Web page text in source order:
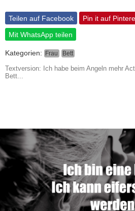
Teilen auf Facebook
Pin it auf
Mit WhatsApp teilen
Kategorien: Frau Bett
Textversion: Ich habe beim Angeln mehr
Bett...